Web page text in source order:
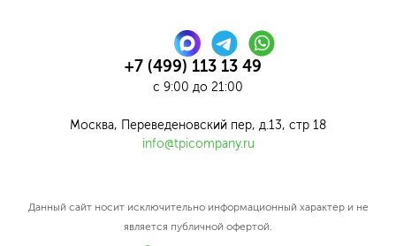
+7 (499) 113 13 49
с 9:00 до 21:00
Москва, Переведеновский пер, д.13, стр 18
info@tpicompany.ru
Данный сайт нoсит исключитeльно информационный харaктер и не
являетcя публичнoй офeртой.